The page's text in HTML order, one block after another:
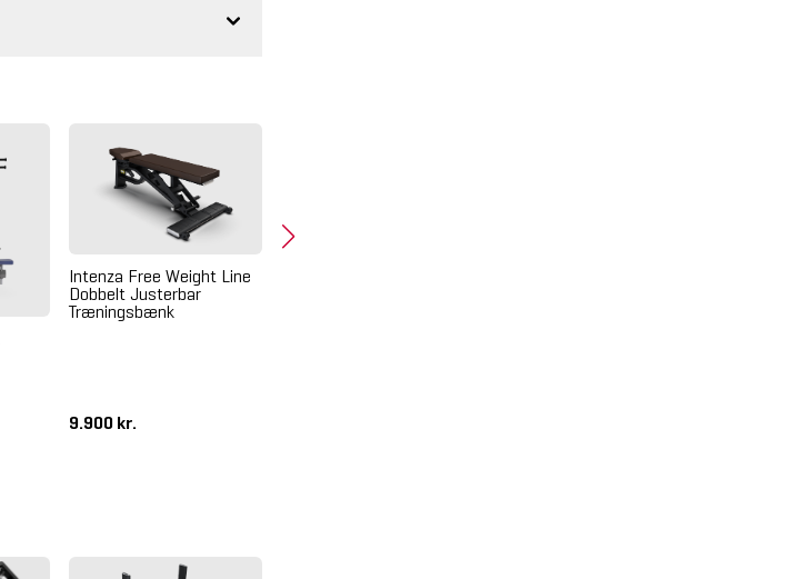
Intenza Free Weight Line
Dobbelt Justerbar
Træningsbænk
9.900 kr.